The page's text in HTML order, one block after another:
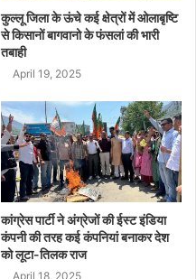
कुल्लू जिला के ऊंचे कई क्षेत्रों में ओलाबृष्टि
से किसानों बागवानो के फंसलां की भारी
तबाही
April 19, 2025
कांग्रेस पार्टी ने अंग्रेजों की ईस्ट इंडिया
कंपनी की तरह कई कंपनियां बनाकर देश
को लूटा-तिलक राज
April 18, 2025